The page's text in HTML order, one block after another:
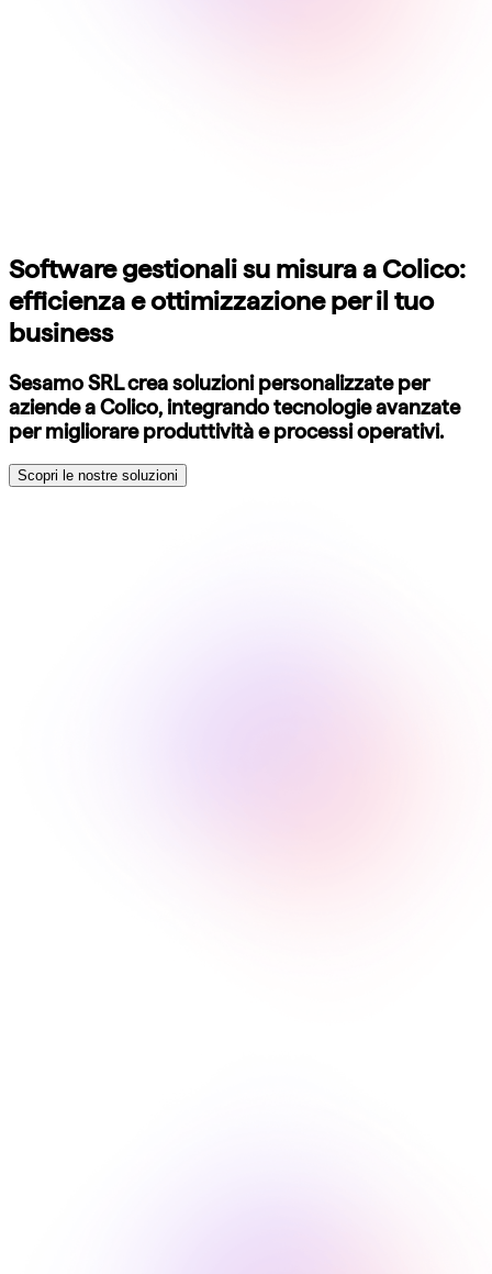
Software gestionali su misura a Colico:
efficienza e ottimizzazione per il tuo
business
Sesamo SRL crea soluzioni personalizzate per
aziende a Colico, integrando tecnologie avanzate
per migliorare produttività e processi operativi.
Scopri le nostre soluzioni